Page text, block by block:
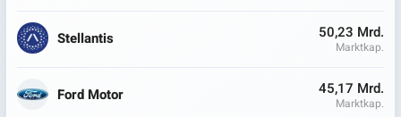
Stellantis 50,23 Mrd.
Marktkap.
Ford Motor 45,17 Mrd.
Marktkap.